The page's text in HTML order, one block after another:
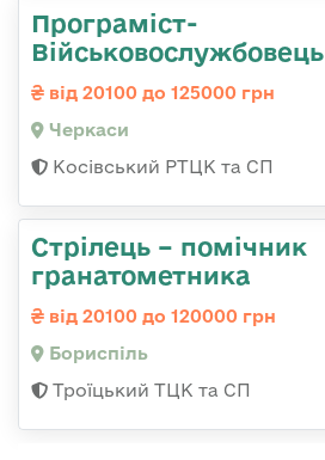
Програміст-
Військовослужбовець
від 20100 до 125000 грн
Черкаси
Косівський РТЦК та СП
Стрілець – помічник
гранатометника
від 20100 до 120000 грн
Бориспіль
Троїцький ТЦК та СП